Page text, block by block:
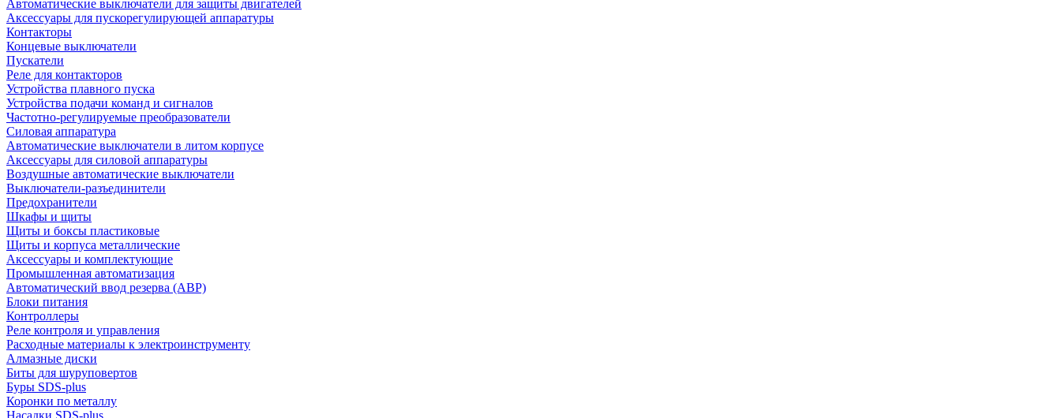
Автоматические выключатели для защиты двигателей
Аксессуары для пускорегулирующей аппаратуры
Контакторы
Концевые выключатели
Пускатели
Реле для контакторов
Устройства плавного пуска
Устройства подачи команд и сигналов
Частотно-регулируемые преобразователи
Силовая аппаратура
Автоматические выключатели в литом корпусе
Аксессуары для силовой аппаратуры
Воздушные автоматические выключатели
Выключатели-разъединители
Предохранители
Шкафы и щиты
Щиты и боксы пластиковые
Щиты и корпуса металлические
Аксессуары и комплектующие
Промышленная автоматизация
Автоматический ввод резерва (АВР)
Блоки питания
Контроллеры
Реле контроля и управления
Расходные материалы к электроинструменту
Алмазные диски
Биты для шуруповертов
Буры SDS-plus
Коронки по металлу
Насадки SDS-plus